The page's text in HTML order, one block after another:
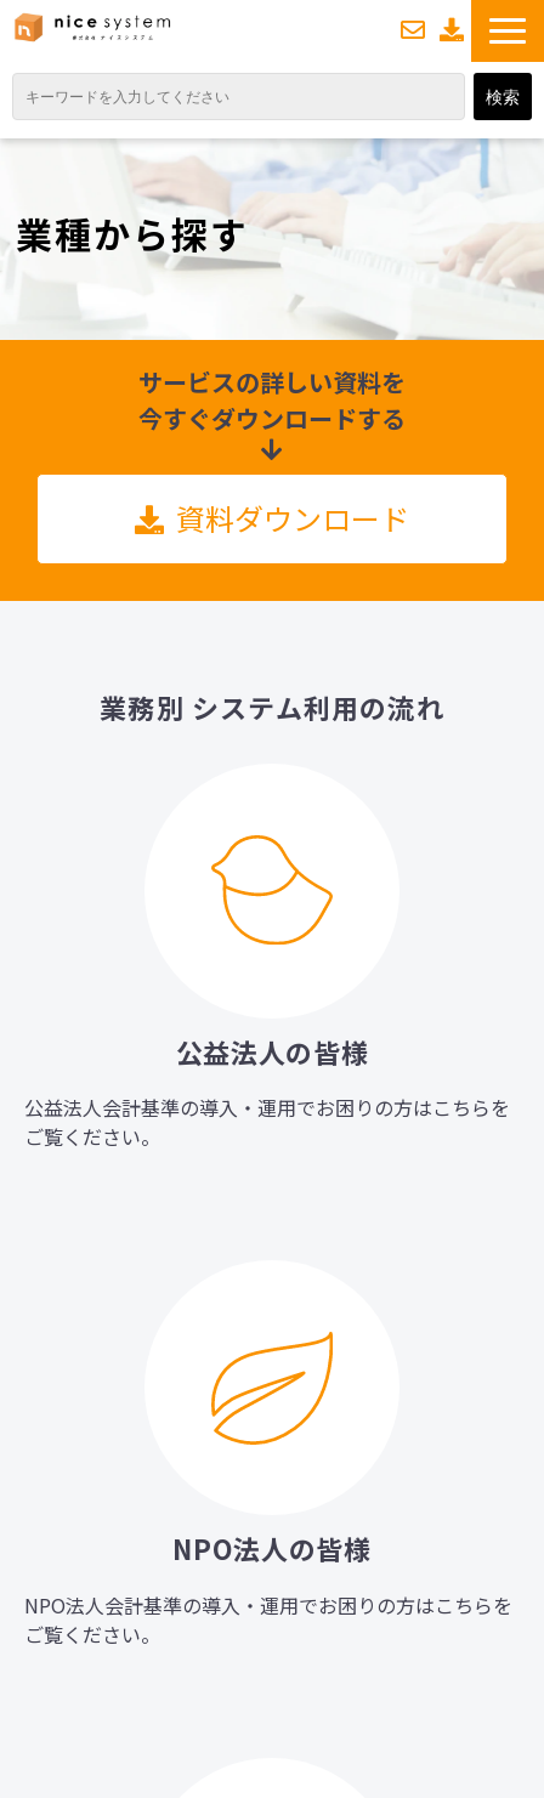
TOP
サービス紹介
業務DXソリューション
業務から探す
導入事例
業務のお悩みスッキリ通信
よくあるご質問
業種から探す
サービスの詳しい資料を
今すぐダウンロードする
資料ダウンロード
業務別 システム利用の流れ
公益法人の皆様
公益法人会計基準の導入・運用でお困りの方はこちらを
ご覧ください。
NPO法人の皆様
NPO法人会計基準の導入・運用でお困りの方はこちらを
ご覧ください。